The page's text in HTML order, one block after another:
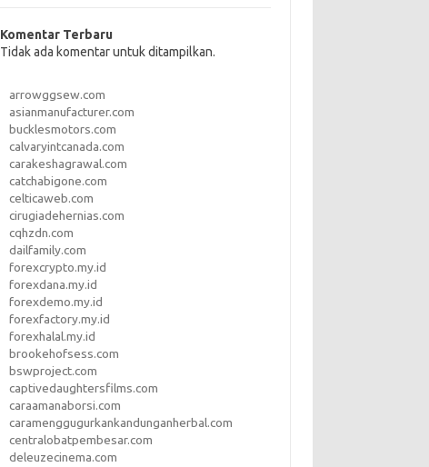
Komentar Terbaru
Tidak ada komentar untuk ditampilkan.
arrowggsew.com
asianmanufacturer.com
bucklesmotors.com
calvaryintcanada.com
carakeshagrawal.com
catchabigone.com
celticaweb.com
cirugiadehernias.com
cqhzdn.com
dailfamily.com
forexcrypto.my.id
forexdana.my.id
forexdemo.my.id
forexfactory.my.id
forexhalal.my.id
brookehofsess.com
bswproject.com
captivedaughtersfilms.com
caraamanaborsi.com
caramenggugurkankandunganherbal.com
centralobatpembesar.com
deleuzecinema.com